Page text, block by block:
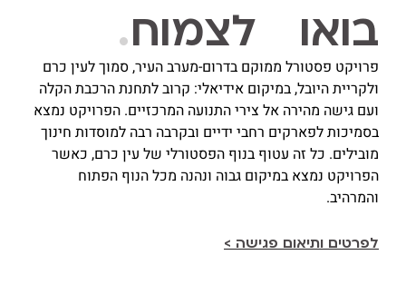
בואו לצמוח.
פרויקט פסטורל ממוקם בדרום-מערב העיר, סמוך לעין כרם
ולקריית היובל, במיקום אידיאלי: קרוב לתחנת הרכבת הקלה
ועם גישה מהירה אל צירי התנועה המרכזיים. הפרויקט נמצא
בסמיכות לפארקים רחבי ידיים ובקרבה רבה למוסדות חינוך
מובילים. כל זה עטוף בנוף הפסטורלי של עין כרם, כאשר
הפרויקט נמצא במיקום גבוה ונהנה מכל הנוף הפתוח
והמרהיב.
לפרטים ותיאום פגישה >